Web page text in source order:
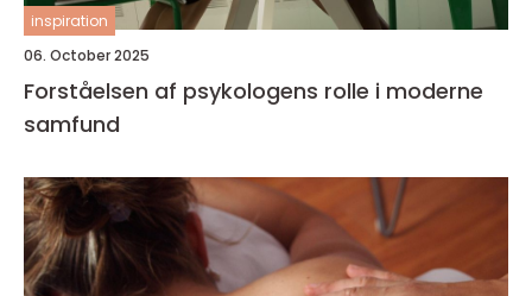
inspiration
06. October 2025
Forståelsen af psykologens rolle i moderne
samfund